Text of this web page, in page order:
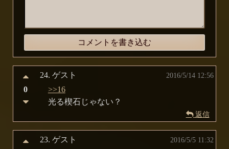
24. ゲスト 2016/5/14 12:56
>>16
光る楔石じゃない？
0
返信
23. ゲスト 2016/5/5 11:32